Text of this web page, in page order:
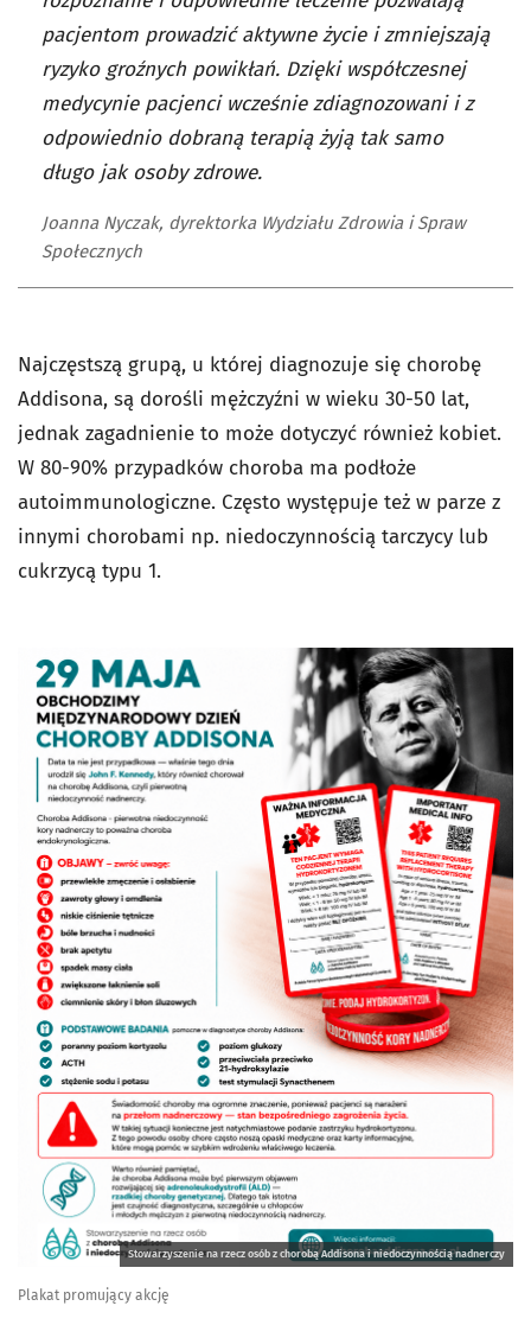
pacjentom prowadzić aktywne życie i zmniejszają
ryzyko groźnych powikłań. Dzięki współczesnej
medycynie pacjenci wcześnie zdiagnozowani i z
odpowiednio dobraną terapią żyją tak samo
długo jak osoby zdrowe.
Joanna Nyczak, dyrektorka Wydziału Zdrowia i Spraw
Społecznych
Najczęstszą grupą, u której diagnozuje się chorobę
Addisona, są dorośli mężczyźni w wieku 30-50 lat,
jednak zagadnienie to może dotyczyć również kobiet.
W 80-90% przypadków choroba ma podłoże
autoimmunologiczne. Często występuje też w parze z
innymi chorobami np. niedoczynnością tarczycy lub
cukrzycą typu 1.
Stowarzyszenie na rzecz osób z chorobą Addisona i niedoczynnością nadnerczy
Plakat promujący akcję